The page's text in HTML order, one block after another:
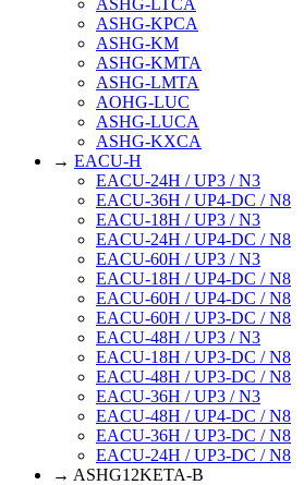
ASHG-LTCA
ASHG-KPCA
ASHG-KM
ASHG-KMTA
ASHG-LMTA
AOHG-LUC
ASHG-LUCA
ASHG-KXCA
→ EACU-H
EACU-24H / UP3 / N3
EACU-36H / UP4-DC / N8
EACU-18H / UP3 / N3
EACU-24H / UP4-DC / N8
EACU-60H / UP3 / N3
EACU-18H / UP4-DC / N8
EACU-60H / UP4-DC / N8
EACU-60H / UP3-DC / N8
EACU-48H / UP3 / N3
EACU-18H / UP3-DC / N8
EACU-48H / UP3-DC / N8
EACU-36H / UP3 / N3
EACU-48H / UP4-DC / N8
EACU-36H / UP3-DC / N8
EACU-24H / UP3-DC / N8
→ ASHG12KETA-B